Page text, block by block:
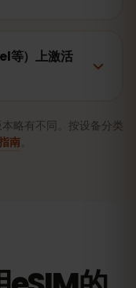
等）上激活
略有不同。按设备分类
南